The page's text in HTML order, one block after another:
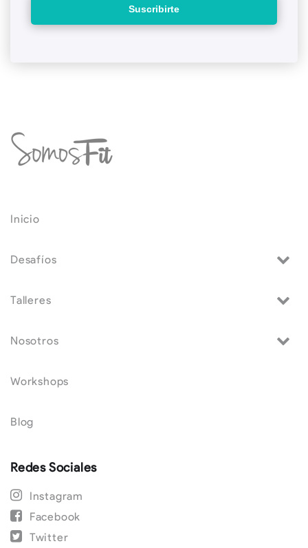
Inicio
Desafíos
Talleres
Nosotros
Workshops
Blog
Redes Sociales
Instagram
Facebook
Twitter